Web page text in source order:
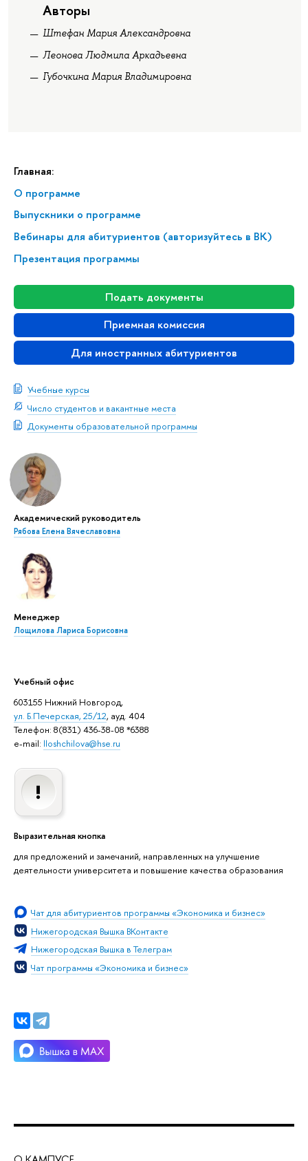
Главная:
О программе
Выпускники о программе
Вебинары для абитуриентов (авторизуйтесь в ВК)
Презентация программы
Подать документы
Приемная комиссия
Для иностранных абитуриентов
Учебные курсы
Число студентов и вакантные места
Документы образовательной программы
Академический руководитель
Рябова Елена Вячеславовна
Менеджер
Лощилова Лариса Борисовна
Учебный офис
603155 Нижний Новгород,
ул. Б.Печерская, 25/12, ауд. 404
Телефон: 8(831) 436-38-08 *6388
e-mail: lloshchilova@hse.ru
Выразительная кнопка
для предложений и замечаний, направленных на улучшение
деятельности университета и повышение качества образования
Чат для абитуриентов программы «Экономика и бизнес»
Нижегородская Вышка ВКонтакте
Нижегородская Вышка в Телеграм
Чат программы «Экономика и бизнес»
Авторы
Штефан Мария Александровна
Леонова Людмила Аркадьевна
Губочкина Мария Владимировна